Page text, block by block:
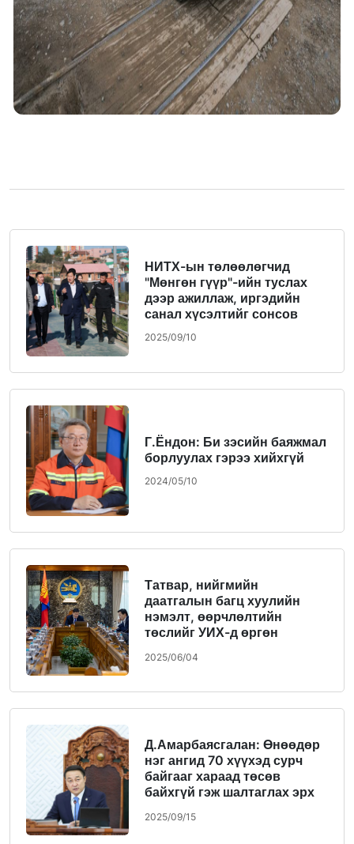
НИТХ-ын төлөөлөгчид
"Мөнгөн гүүр"-ийн туслах
дээр ажиллаж, иргэдийн
санал хүсэлтийг сонсов
2025/09/10
Г.Ёндон: Би зэсийн баяжмал
борлуулах гэрээ хийхгүй
2024/05/10
Татвар, нийгмийн
даатгалын багц хуулийн
нэмэлт, өөрчлөлтийн
төслийг УИХ-д өргөн
2025/06/04
Д.Амарбаясгалан: Өнөөдөр
нэг ангид 70 хүүхэд сурч
байгааг хараад төсөв
байхгүй гэж шалтаглах эрх
2025/09/15